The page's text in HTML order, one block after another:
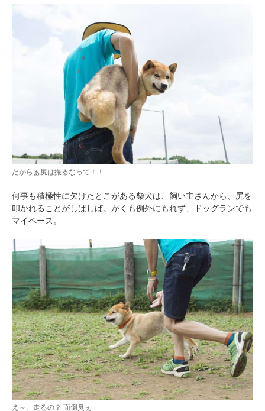
だからぁ尻は撮るなって！！
何事も積極性に欠けたとこがある柴犬は、飼い主さんから、尻を
叩かれることがしばしば。がくも例外にもれず、ドッグランでも
マイペース。
え～、走るの？ 面倒臭ぇ